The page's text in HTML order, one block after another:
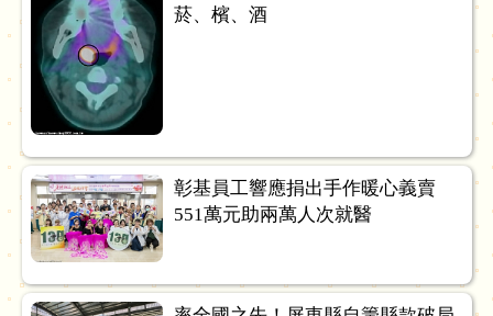
菸、檳、酒
彰基員工響應捐出手作暖心義賣
551萬元助兩萬人次就醫